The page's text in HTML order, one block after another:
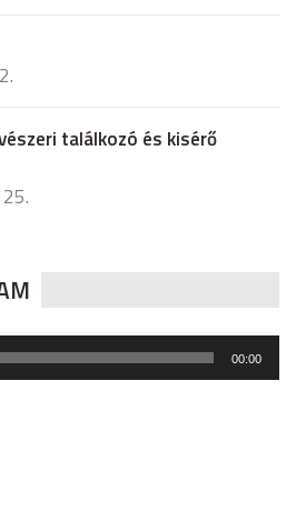
találkozó és kisérő
00:00